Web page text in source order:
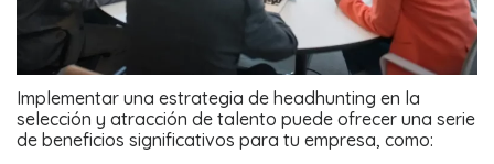
Implementar una estrategia de headhunting en la
selección y atracción de talento puede ofrecer una serie
de beneficios significativos para tu empresa, como: